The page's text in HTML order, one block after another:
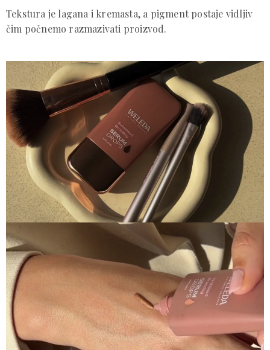
Tekstura je lagana i kremasta, a pigment postaje vidljiv
čim počnemo razmazivati proizvod.